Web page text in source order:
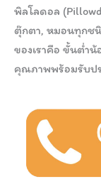
พิลโลดอล
ตุ๊กตา, หมอนทุกช
ของเราคือ ขั้นต่ำน้
คุณภาพพร้อมรับป